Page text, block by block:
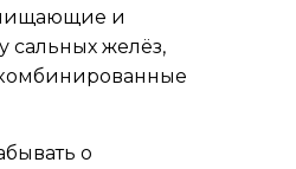
и
сальных желёз,
о